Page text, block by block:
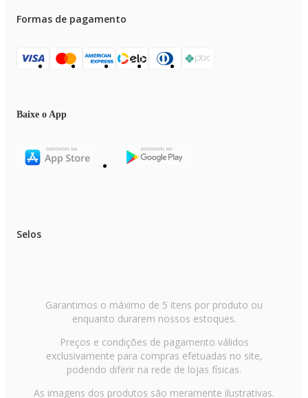
Formas de pagamento
Baixe o App
Selos
Garantimos o máximo de 5 itens por produto ou
enquanto durarem nossos estoques.
Preços e condições de pagamento válidos
exclusivamente para compras efetuadas no site,
podendo diferir na rede de lojas físicas.
As imagens dos produtos são meramente ilustrativas.